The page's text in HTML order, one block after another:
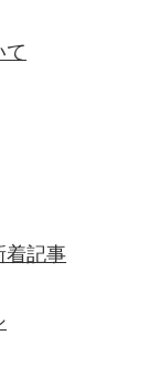
て
着記事